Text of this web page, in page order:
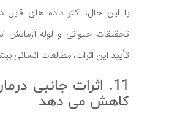
با این حال، اکثر داده های
تحقیقات حیوانی و لوله آزمایش
تأیید این اثرات، مطالعات انسانی
11. اثرات جانبی
کاهش می دهد